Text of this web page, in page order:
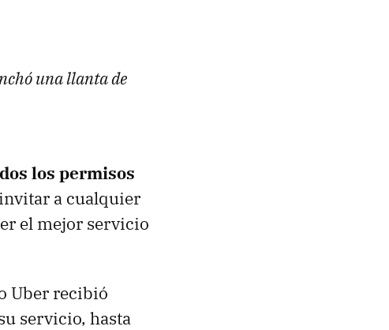
una llanta de
los permisos
a cualquier
el mejor servicio
Uber recibió
servicio, hasta